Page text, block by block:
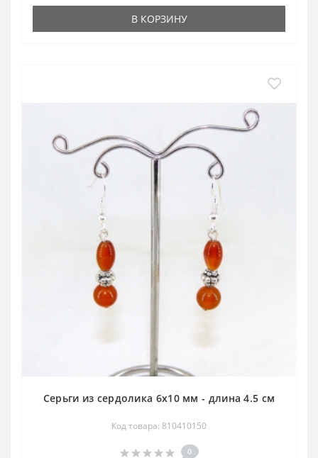
В КОРЗИНУ
Серьги из сердолика 6х10 мм - длина 4.5 см
Код товара: 810410150
0